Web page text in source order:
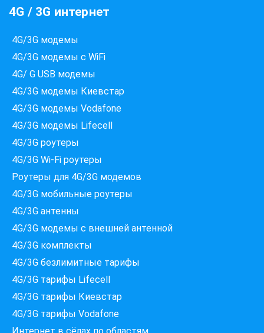
4G / 3G интернет
4G/3G модемы
4G/3G модемы с WiFi
4G/ G USB модемы
4G/3G модемы Киевстар
4G/3G модемы Vodafone
4G/3G модемы Lifecell
4G/3G роутеры
4G/3G Wi-Fi роутеры
Роутеры для 4G/3G модемов
4G/3G мобильные роутеры
4G/3G антенны
4G/3G модемы c внешней антенной
4G/3G комплекты
4G/3G безлимитные тарифы
4G/3G тарифы Lifecell
4G/3G тарифы Киевстар
4G/3G тарифы Vodafone
Які провайдери працюють
за вашою адресою?
Перевірте доступність інтернету за 30 секунд
375+ провайдерів в базі